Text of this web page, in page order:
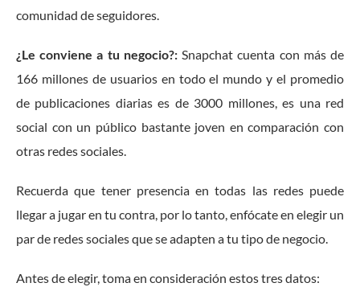
comunidad de seguidores.
¿Le conviene a tu negocio?:Snapchat cuenta con más de
166 millones de usuarios en todo el mundo y el promedio
de publicaciones diarias es de 3000 millones, es una red
social con un público bastante joven en comparación con
otras redes sociales.
Recuerda que tener presencia en todas las redes puede
llegar a jugar en tu contra, por lo tanto, enfócate en elegir un
par de redes sociales que se adapten a tu tipo de negocio.
Antes de elegir, toma en consideración estos tres datos: